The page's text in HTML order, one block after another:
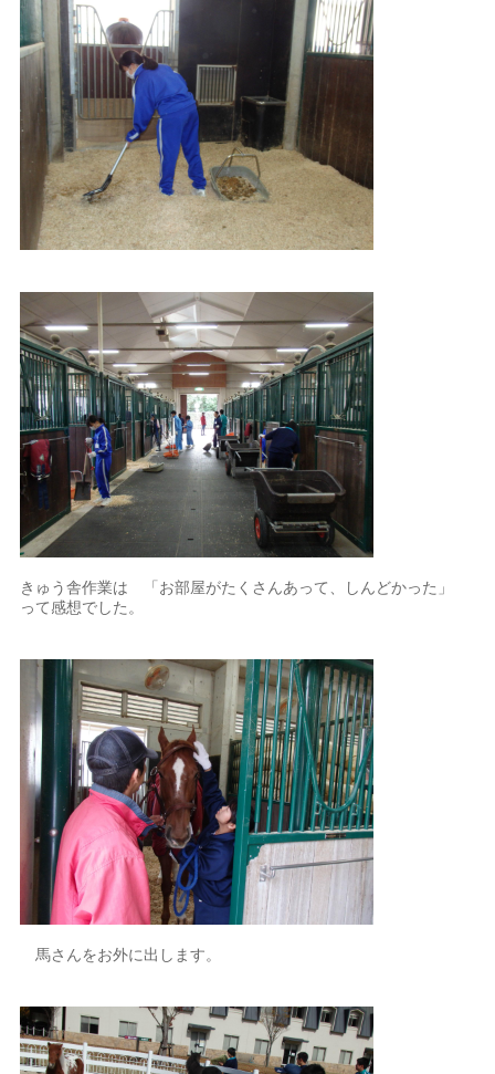
きゅう舎作業は 「お部屋がたくさんあって、しんどかった」
って感想でした。
馬さんをお外に出します。